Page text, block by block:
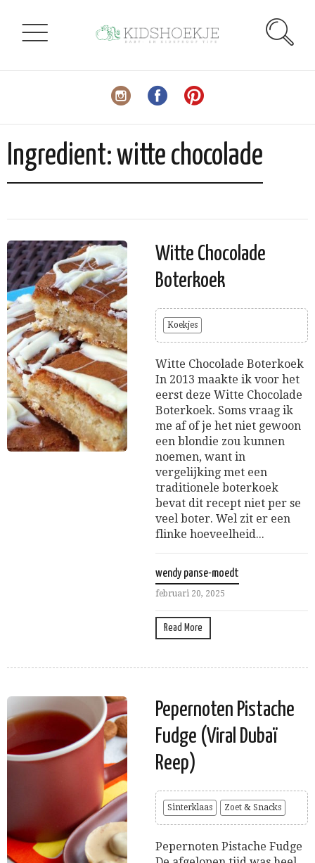
Ingredient:witte chocolade
Witte Chocolade
Boterkoek
Koekjes
Witte Chocolade Boterkoek
In 2013 maakte ik voor het
eerst deze Witte Chocolade
Boterkoek. Soms vraag ik
me af of je het niet gewoon
een blondie zou kunnen
noemen, want in
vergelijking met een
traditionele boterkoek
bevat dit recept niet per se
veel boter. Wel zit er een
flinke hoeveelheid...
wendy panse-moedt
februari 20, 2025
Read More
Pepernoten Pistache
Fudge (Viral Dubaï
Reep)
Sinterklaas Zoet & Snacks
Pepernoten Pistache Fudge